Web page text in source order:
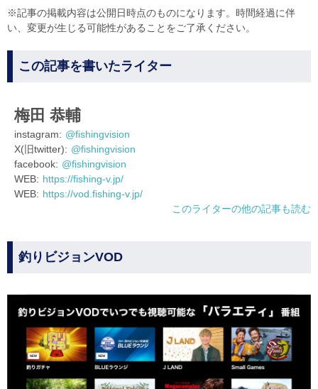
※記事の掲載内容は公開日時点のものになります。時間経過に伴
い、変更が生じる可能性があることをご了承ください。
この記事を書いたライター
梅田 恭輔
instagram: @fishingvision
X(旧twitter): @fishingvision
facebook: @fishingvision
WEB: https://fishing-v.jp/
WEB: https://vod.fishing-v.jp/
このライターの他の記事も読む
釣りビジョンVOD